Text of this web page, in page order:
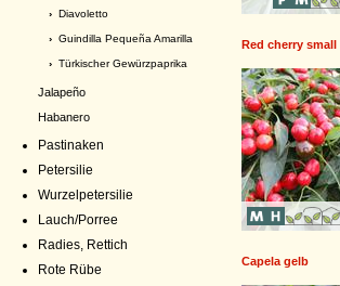
› Diavoletto
› Guindilla Pequeña Amarilla
› Türkischer Gewürzpaprika
Jalapeño
Habanero
Pastinaken
Petersilie
Wurzelpetersilie
Lauch/Porree
Radies, Rettich
Rote Rübe
Red cherry small
Capela gelb